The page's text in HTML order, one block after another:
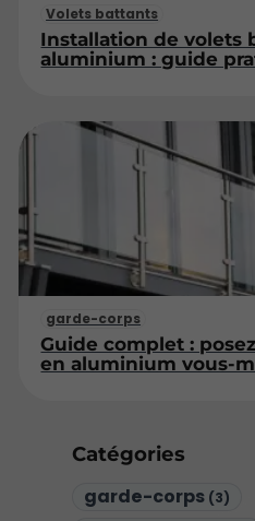
Catégories
garde-corps (3)
Volets battants
Installation de volets
aluminium : guide
garde-corps
Guide complet :
en aluminium vous-